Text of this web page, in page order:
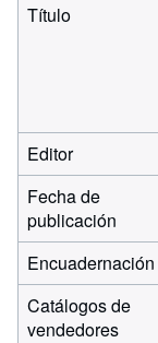
Título
Editor
Fecha de
publicación
Encuadernación
Catálogos de
vendedores